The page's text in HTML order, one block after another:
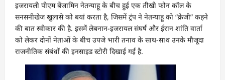
इजरायली पीएम बेंजामिन नेतन्याहू के बीच हुई एक तीखी फोन कॉल के
सनसनीखेज खुलासे को बयां करता है, जिसमें ट्रंप ने नेतन्याहू को “क्रेजी” कहने
की बात स्वीकार की है. इसमें लेबनान-इजरायल संघर्ष और ईरान शांति वार्ता
को लेकर दोनों नेताओं के बीच उपजे भारी तनाव के साथ-साथ उनके मौजूदा
राजनीतिक संबंधों की इनसाइड स्टोरी दिखाई गई है.